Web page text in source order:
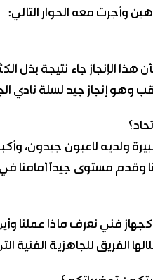
وأجرت معه الحوار التالي:
هذا الإنجاز جاء نتيجة بذل
وهو إنجاز جيد لسلة نادي
ولديه لاعبون جيدون،
لنا وقدم مستوى جيداً أمامنا
فني نعرف ماذا عملنا
الفريق للجاهزية الفنية